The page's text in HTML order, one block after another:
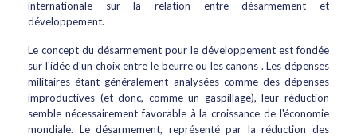
internationale sur la relation entre désarmement et
développement.
Le concept du désarmement pour le développement est fondée
sur l'idée d'un choix entre le beurre ou les canons . Les dépenses
militaires étant généralement analysées comme des dépenses
improductives (et donc, comme un gaspillage), leur réduction
semble nécessairement favorable à la croissance de l'économie
mondiale. Le désarmement, représenté par la réduction des